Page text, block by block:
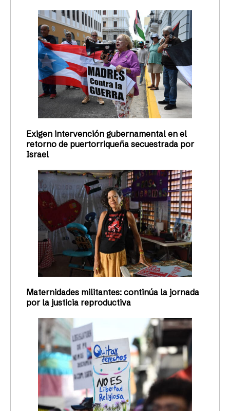
Exigen intervención gubernamental en el
retorno de puertorriqueña secuestrada por
Israel
Maternidades militantes: continúa la jornada
por la justicia reproductiva